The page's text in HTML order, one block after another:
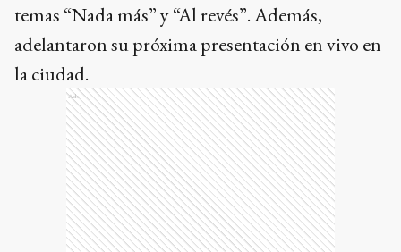
temas “Nada más” y “Al revés”. Además,
adelantaron su próxima presentación en vivo en
la ciudad.
Ads